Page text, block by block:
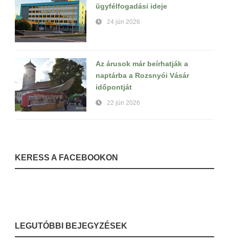
ügyfélfogadási ideje
24 jún 2026
Az árusok már beírhatják a
naptárba a Rozsnyói Vásár
időpontját
22 jún 2026
KERESS A FACEBOOKON
LEGUTÓBBI BEJEGYZÉSEK